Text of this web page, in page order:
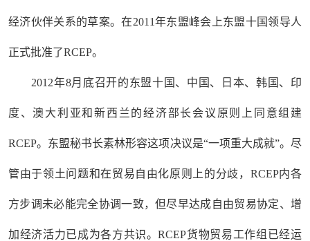
经济伙伴关系的草案。在2011年东盟峰会上东盟十国领导人
正式批准了RCEP。
2012年8月底召开的东盟十国、中国、日本、韩国、印
度、澳大利亚和新西兰的经济部长会议原则上同意组建
RCEP。东盟秘书长素林形容这项决议是“一项重大成就”。尽
管由于领土问题和在贸易自由化原则上的分歧，RCEP内各
方步调未必能完全协调一致，但尽早达成自由贸易协定、增
加经济活力已成为各方共识。RCEP货物贸易工作组已经运